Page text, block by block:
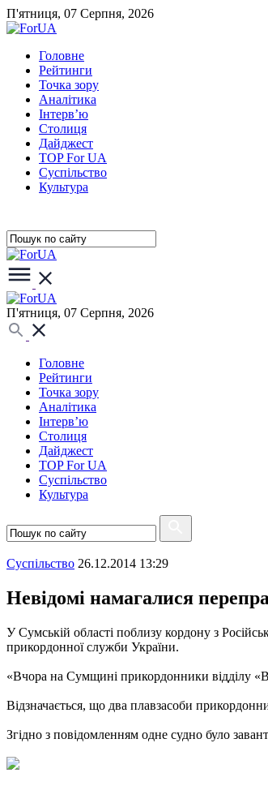
П'ятниця, 07 Серпня, 2026
Головне
Рейтинги
Точка зору
Аналітика
Інтерв’ю
Столиця
Дайджест
TOP For UA
Суспiльство
Культура
П'ятниця, 07 Серпня, 2026
Головне
Рейтинги
Точка зору
Аналітика
Інтерв’ю
Столиця
Дайджест
TOP For UA
Суспiльство
Культура
Суспiльство 26.12.2014 13:29
Невідомі намагалися
У Сумській області поблизу кордону з
прикордонної служби України.
«Вчора на Сумщині прикордонники відділу
Відзначається, що два плавзасоби
Згідно з повідомленням одне судно було